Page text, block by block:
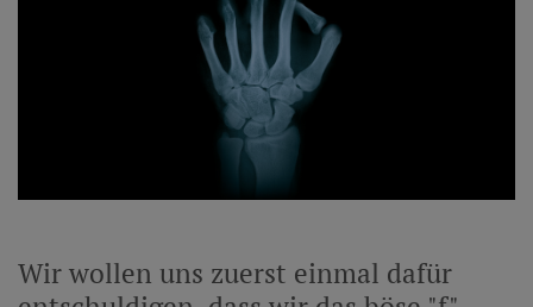
Wir wollen uns zuerst einmal dafür